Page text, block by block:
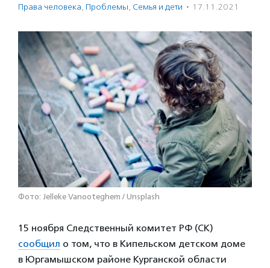
Права человека, Проблемы, Семья и дети · 17.11.2021
Фото: Jelleke Vanooteghem / Unsplash
15 ноября Следственный комитет РФ (СК)
сообщил о том, что в Кипельском детском доме
в Юргамышском районе Курганской области